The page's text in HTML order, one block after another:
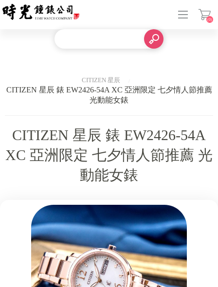
(0)
CITIZEN 星辰
CITIZEN 星辰 錶 EW2426-54A XC 亞洲限定 七夕情人節推薦
光動能女錶
CITIZEN 星辰 錶 EW2426-54A
XC 亞洲限定 七夕情人節推薦 光
動能女錶